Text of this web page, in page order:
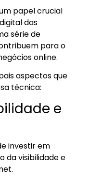
papel crucial
das
série de
para o
online.
aspectos que
técnica:
e
investir em
da visibilidade e